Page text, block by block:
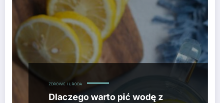
ZDROWIE I URODA
Dlaczego warto pić wodę z